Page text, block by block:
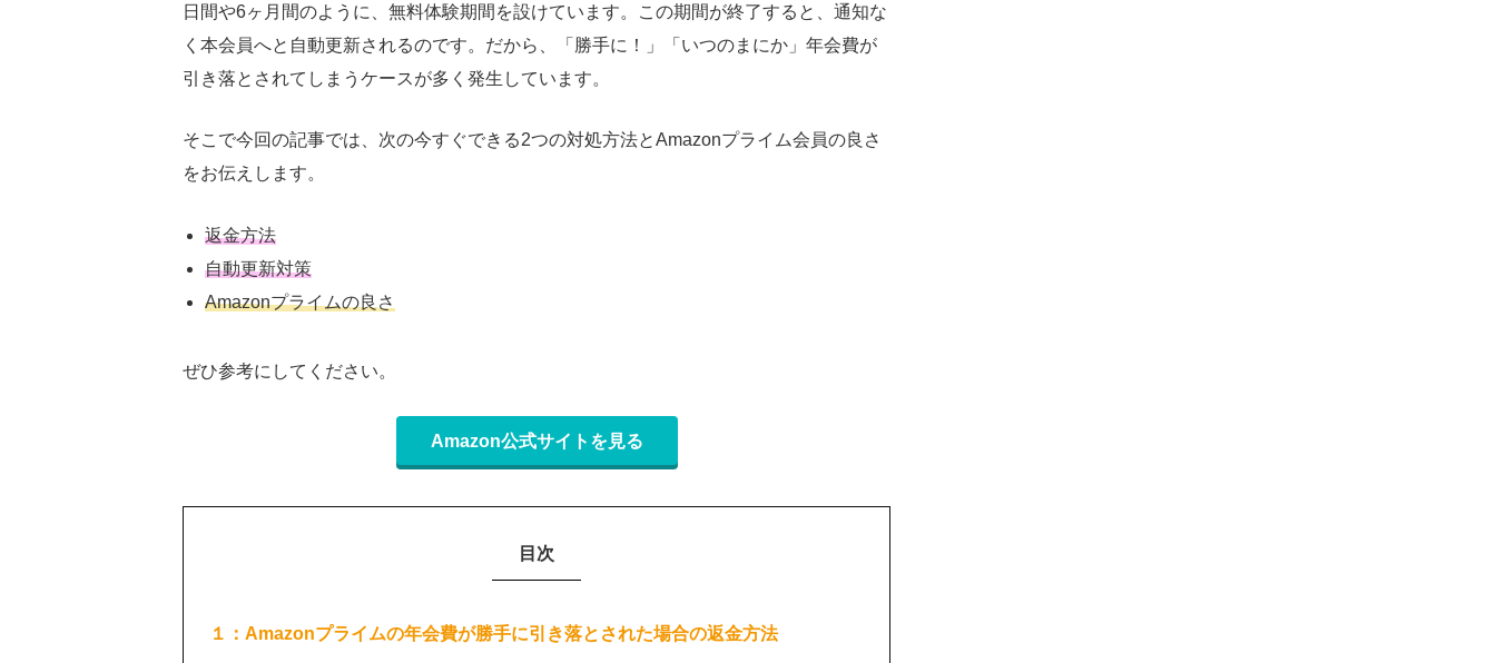
日間や6ヶ月間のように、無料体験期間を設けています。この期間が終了すると、通知な
く本会員へと自動更新されるのです。だから、「勝手に！」「いつのまにか」年会費が
引き落とされてしまうケースが多く発生しています。
そこで今回の記事では、次の今すぐできる2つの対処方法とAmazonプライム会員の良さ
をお伝えします。
返金方法
自動更新対策
Amazonプライムの良さ
ぜひ参考にしてください。
Amazon公式サイトを見る
目次
１：Amazonプライムの年会費が勝手に引き落とされた場合の返金方法